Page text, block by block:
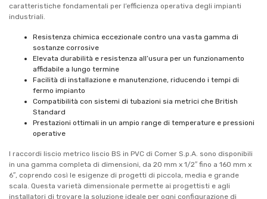
caratteristiche fondamentali per l’efficienza operativa degli impianti
industriali.
Resistenza chimica eccezionale contro una vasta gamma di
sostanze corrosive
Elevata durabilità e resistenza all’usura per un funzionamento
affidabile a lungo termine
Facilità di installazione e manutenzione, riducendo i tempi di
fermo impianto
Compatibilità con sistemi di tubazioni sia metrici che British
Standard
Prestazioni ottimali in un ampio range di temperature e pressioni
operative
I raccordi liscio metrico liscio BS in PVC di Comer S.p.A. sono disponibili
in una gamma completa di dimensioni, da 20 mm x 1/2″ fino a 160 mm x
6″, coprendo così le esigenze di progetti di piccola, media e grande
scala. Questa varietà dimensionale permette ai progettisti e agli
installatori di trovare la soluzione ideale per ogni configurazione di